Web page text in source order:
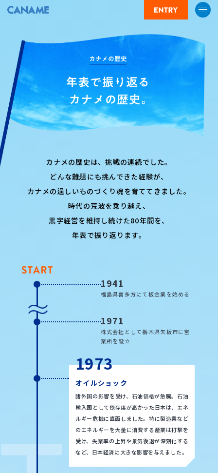
カナメの歴史は、挑戦の連続でした。
どんな難題にも挑んできた経験が、
カナメの逞しいものづくり魂を育ててきました。
時代の荒波を乗り越え、
黒字経営を維持し続けた80年間を、
年表で振り返ります。
1941
福島県喜多方にて板金業を始める
1971
株式会社として栃木県矢板市に営
業所を設立
1973
オイルショック
諸外国の影響を受け、石油価格が急騰。石油
輸入国として依存度が高かった日本は、エネ
ルギー危機に直面しました。特に製造業など
のエネルギーを大量に消費する産業は打撃を
受け、失業率の上昇や景気後退が深刻化する
など、日本経済に大きな影響を与えました。